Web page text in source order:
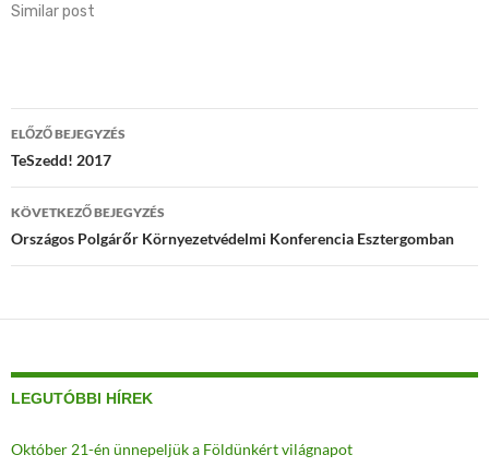
Similar post
Bejegyzés
navigáció
ELŐZŐ BEJEGYZÉS
TeSzedd! 2017
KÖVETKEZŐ BEJEGYZÉS
Országos Polgárőr Környezetvédelmi Konferencia Esztergomban
LEGUTÓBBI HÍREK
Október 21-én ünnepeljük a Földünkért világnapot